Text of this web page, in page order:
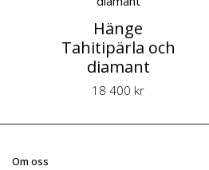
Hänge
Tahitipärla och
diamant
18 400 kr
Om oss